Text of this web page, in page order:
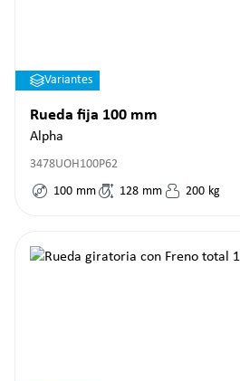
Variantes
Rueda fija 100 mm
Alpha
3478UOH100P62
100 mm 128 mm 200 kg